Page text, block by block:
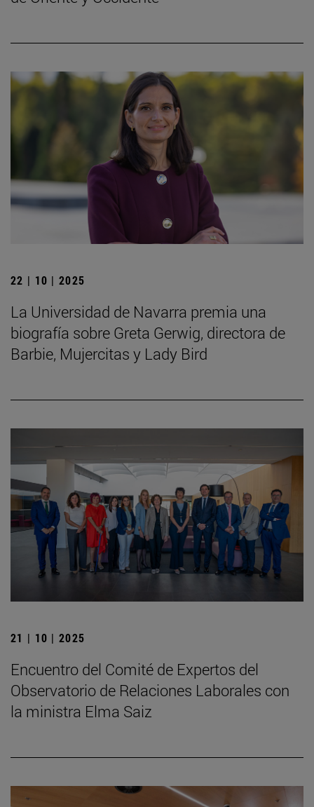
22 | 10 | 2025
La Universidad de Navarra premia una
biografía sobre Greta Gerwig, directora de
Barbie, Mujercitas y Lady Bird
21 | 10 | 2025
Encuentro del Comité de Expertos del
Observatorio de Relaciones Laborales con
la ministra Elma Saiz